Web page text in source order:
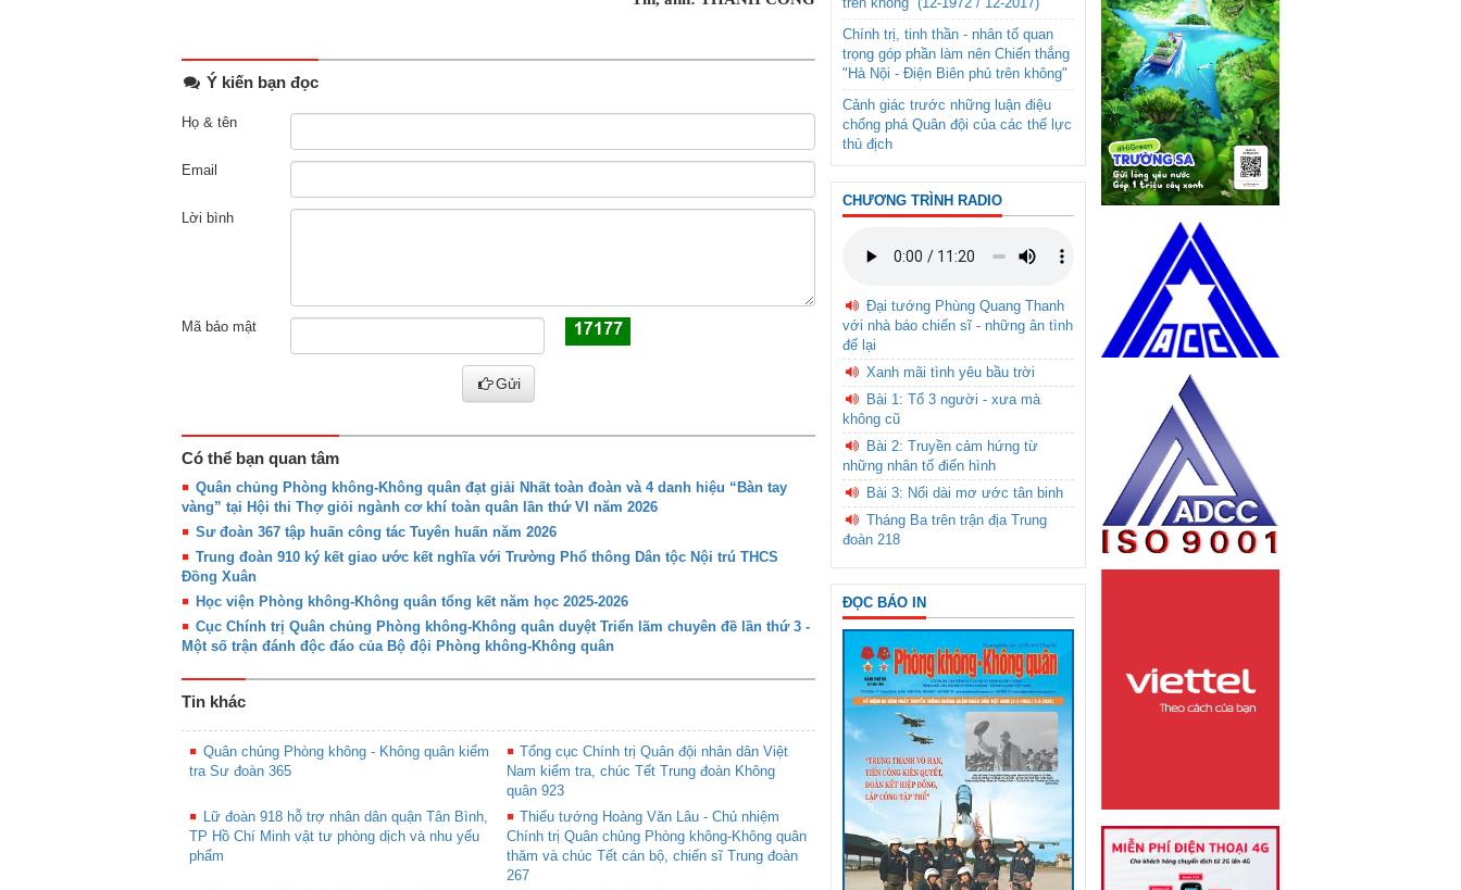
Ý kiến bạn đọc
Họ & tên
Email
Lời bình
Mã bảo mật
Gửi
Có thể bạn quan tâm
Quân chủng Phòng không-Không quân đạt giải Nhất toàn đoàn và 4 danh hiệu “Bàn tay
vàng” tại Hội thi Thợ giỏi ngành cơ khí toàn quân lần thứ VI năm 2026
Sư đoàn 367 tập huấn công tác Tuyên huấn năm 2026
Trung đoàn 910 ký kết giao ước kết nghĩa với Trường Phổ thông Dân tộc Nội trú THCS
Đồng Xuân
Học viện Phòng không-Không quân tổng kết năm học 2025-2026
Cục Chính trị Quân chủng Phòng không-Không quân duyệt Triển lãm chuyên đề lần thứ 3 -
Một số trận đánh độc đáo của Bộ đội Phòng không-Không quân
Tin khác
Quân chủng Phòng không - Không quân kiểm
tra Sư đoàn 365
Tổng cục Chính trị Quân đội nhân dân Việt
Nam kiểm tra, chúc Tết Trung đoàn Không
quân 923
Lữ đoàn 918 hỗ trợ nhân dân quận Tân Bình,
TP Hồ Chí Minh vật tư phòng dịch và nhu yếu
phẩm
Thiếu tướng Hoàng Văn Lâu - Chủ nhiệm
Chính trị Quân chủng Phòng không-Không quân
thăm và chúc Tết cán bộ, chiến sĩ Trung đoàn
267
Chính trị, tinh thần - nhân tố quan
trọng góp phần làm nên Chiến thắng
"Hà Nội - Điện Biên phủ trên không"
Cảnh giác trước những luận điệu
chống phá Quân đội của các thế lực
thù địch
CHƯƠNG TRÌNH RADIO
Đại tướng Phùng Quang Thanh
với nhà báo chiến sĩ - những ân tình
để lại
Xanh mãi tình yêu bầu trời
Bài 1: Tổ 3 người - xưa mà
không cũ
Bài 2: Truyền cảm hứng từ
những nhân tố điển hình
Bài 3: Nối dài mơ ước tân binh
Tháng Ba trên trận địa Trung
đoàn 218
ĐỌC BÁO IN